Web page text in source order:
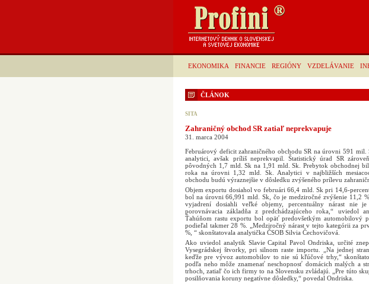
EKONOMIKA FINANCIE REGIÓNY VZDELÁVANIE
ČLÁNOK
SITA
Zahraničný obchod SR zatiaľ neprekvapuje
31. marca 2004
Februárový deficit zahraničného obchodu SR na úrovni 591
analytici, avšak príliš neprekvapil. Štatistický úrad SR
pôvodných 1,7 mld. Sk na 1,91 mld. Sk. Prebytok obchodnej
roka na úrovni 1,32 mld. Sk. Analytici v najbližších
obchodu budú výraznejšie v dôsledku zvýšeného prílevu
Objem exportu dosiahol vo februári 66,4 mld. Sk pri 14,6-
bol na úrovni 66,991 mld. Sk, čo je medziročné zvýšenie 11,2
vyjadrení dosiahli veľké objemy, percentuálny nárast nie
porovnávacia základňa z predchádzajúceho roka,“ uviedol
Ťahúňom rastu exportu bol opäť predovšetkým automobilový
podieľal takmer 28 %. „Medziročný nárast v tejto kategórii za
%, “ skonštatovala analytička ČSOB Silvia Čechovičová.
Ako uviedol analytik Slavie Capital Pavol Ondriska, určité
Vysegrádskej štvorky, pri silnom raste importu. „Na jednej
keďže pre vývoz automobilov to nie sú kľúčové trhy,“
podľa neho môže znamenať neschopnosť domácich malých a
trhoch, zatiaľ čo ich firmy to na Slovensku zvládajú. „Pre túto
posilňovania koruny negatívne dôsledky,“ povedal Ondriska.